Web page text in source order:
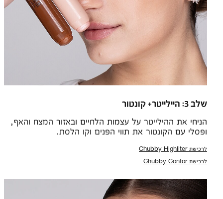
שלב 3: היילייטר+ קונטור
הניחי את ההילייטר על עצמות הלחיים ובאזור המצח והאף,
ופסלי עם הקונטור את תווי הפנים וקו הלסת.
לרכישת Chubby Highliter
לרכישת Chubby Contor